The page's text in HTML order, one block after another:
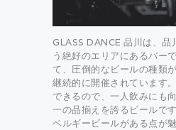
GLASS DANCE 品川は、品
う絶好のエリアにあるバー
て、圧倒的なビールの種類
継続的に開催されています
できるので、一人飲みにも
一の品揃えを誇るビールで
ベルギービールがある点が魅